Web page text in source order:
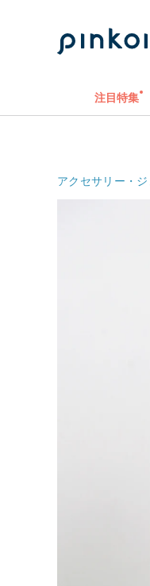
注目特集
アクセサリー・